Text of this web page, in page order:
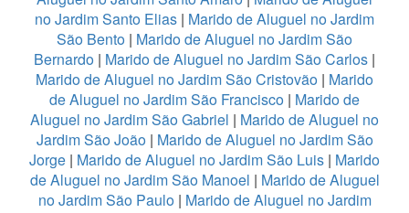
no Jardim Santo Elias | Marido de Aluguel no Jardim
São Bento | Marido de Aluguel no Jardim São
Bernardo | Marido de Aluguel no Jardim São Carlos |
Marido de Aluguel no Jardim São Cristovão | Marido
de Aluguel no Jardim São Francisco | Marido de
Aluguel no Jardim São Gabriel | Marido de Aluguel no
Jardim São João| Marido de Aluguel no Jardim São
Jorge | Marido de Aluguel no Jardim São Luis | Marido
de Aluguel no Jardim São Manoel | Marido de Aluguel
no Jardim São Paulo| Marido de Aluguel no Jardim